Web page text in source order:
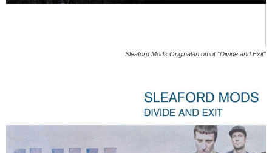
Sleaford Mods Originalan omot “Divide and Exit”